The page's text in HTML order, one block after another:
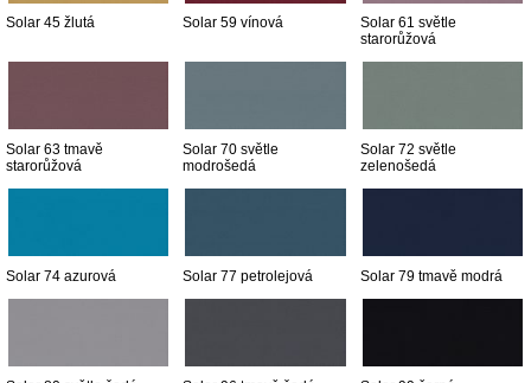
Solar 45 žlutá Solar 59 vínová
Solar 61 světle
starorůžová
Solar 63 tmavě
starorůžová
Solar 70 světle
modrošedá
Solar 72 světle
zelenošedá
Solar 74 azurová Solar 77 petrolejová Solar 79 tmavě modrá